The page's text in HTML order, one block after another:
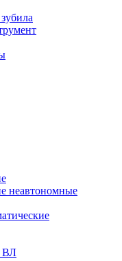
неавтономные
ВЛ